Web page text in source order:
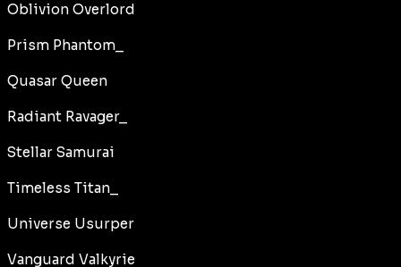
Oblivion Overlord
Prism Phantom_
Quasar Queen
Radiant Ravager_
Stellar Samurai
Timeless Titan_
Universe Usurper
Vanguard Valkyrie